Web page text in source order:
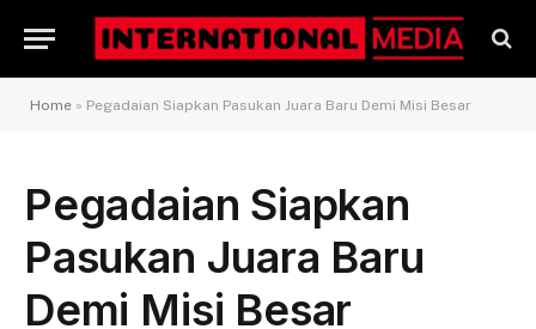
Home » Pegadaian Siapkan Pasukan Juara Baru Demi Misi Besar
Pegadaian Siapkan
Pasukan Juara Baru
Demi Misi Besar